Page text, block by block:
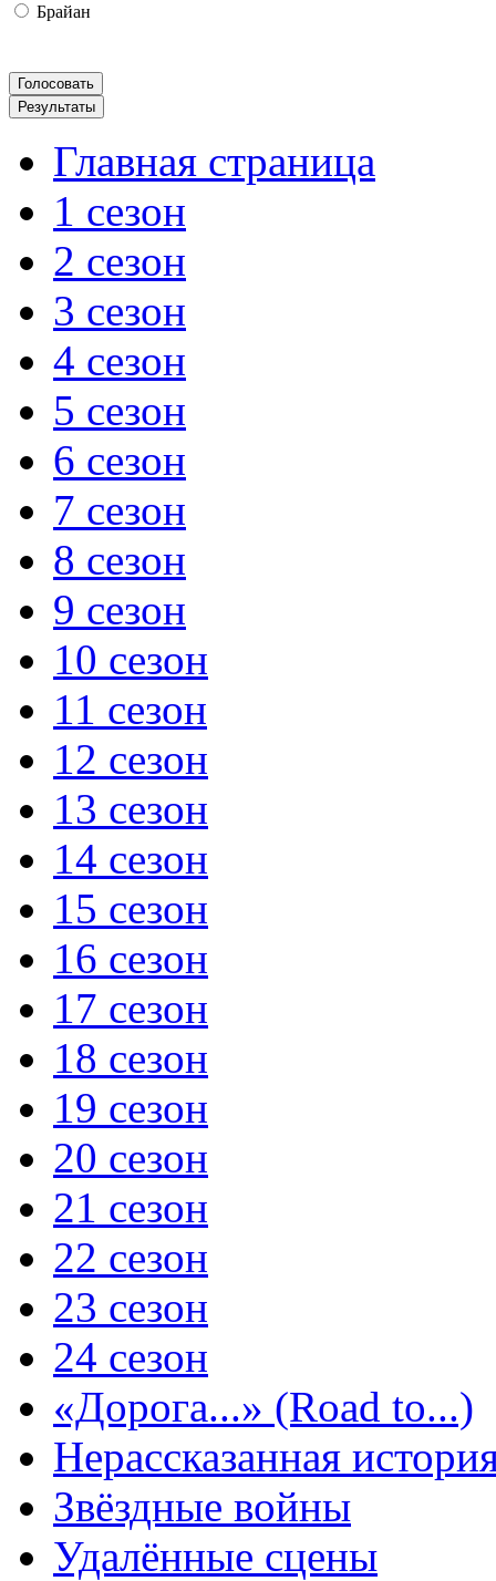
Брайан
Главная страница
1 сезон
2 сезон
3 сезон
4 сезон
5 сезон
6 сезон
7 сезон
8 сезон
9 сезон
10 сезон
11 сезон
12 сезон
13 сезон
14 сезон
15 сезон
16 сезон
17 сезон
18 сезон
19 сезон
20 сезон
21 сезон
22 сезон
23 сезон
24 сезон
«Дорога...» (Road to...)
Нерассказанная
Звёздные войны
Удалённые сцены